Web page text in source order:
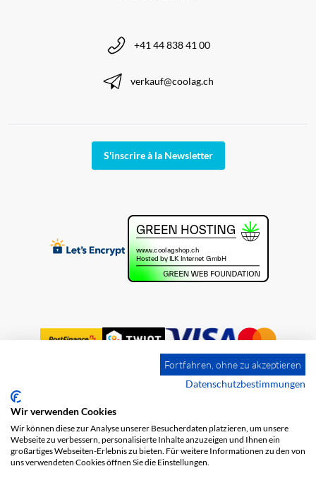
+41 44 838 41 00
verkauf@coolag.ch
S'inscrire à la Newsletter
Impression
Protection des données
Fortfahren, ohne zu akzeptieren
Datenschutzbestimmungen
Wir verwenden Cookies
Wir können diese zur Analyse unserer Besucherdaten platzieren, um unsere
Webseite zu verbessern, personalisierte Inhalte anzuzeigen und Ihnen ein
großartiges Webseiten-Erlebnis zu bieten. Für weitere Informationen zu den von
uns verwendeten Cookies öffnen Sie die Einstellungen.